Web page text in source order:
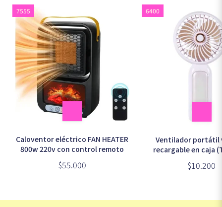
7555
Caloventor eléctrico FAN HEATER
800w 220v con control remoto
$55.000
6400
Ventilador portátil
recargable en caja
$10.200